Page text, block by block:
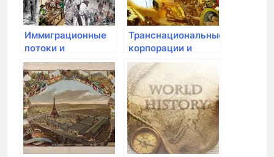
Иммиграционные
потоки и
интеркультурные
взаимодействия
Транснациональные
корпорации и
глобальная
экономика